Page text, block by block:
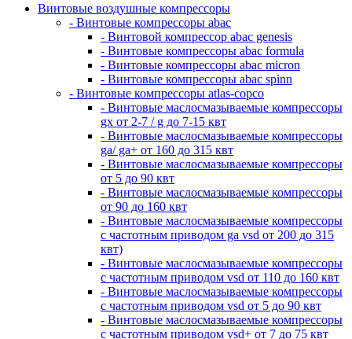
Винтовые воздушные компрессоры
- Винтовые компрессоры abac
- Винтовой компрессор abac genesis
- Винтовые компрессоры abac formula
- Винтовые компрессоры abac micron
- Винтовые компрессоры abac spinn
- Винтовые компрессоры atlas-copco
- Винтовые маслосмазываемые компрессоры
gx от 2-7 / g до 7-15 квт
- Винтовые маслосмазываемые компрессоры
ga/ ga+ от 160 до 315 квт
- Винтовые маслосмазываемые компрессоры
от 5 до 90 квт
- Винтовые маслосмазываемые компрессоры
от 90 до 160 квт
- Винтовые маслосмазываемые компрессоры
с частотным приводом ga vsd от 200 до 315
квт)
- Винтовые маслосмазываемые компрессоры
с частотным приводом vsd от 110 до 160 квт
- Винтовые маслосмазываемые компрессоры
с частотным приводом vsd от 5 до 90 квт
- Винтовые маслосмазываемые компрессоры
с частотным приводом vsd+ от 7 до 75 квт